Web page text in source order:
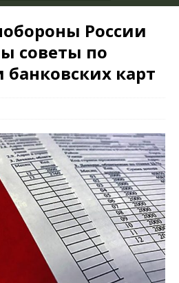
России
советы по
банковских карт